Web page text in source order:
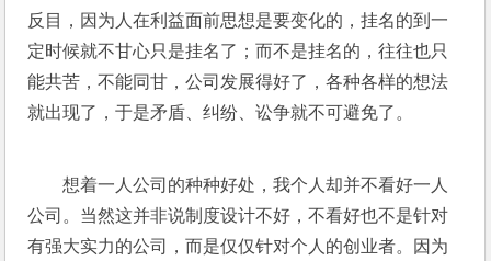
反目，因为人在利益面前思想是要变化的，挂名的到一
定时候就不甘心只是挂名了；而不是挂名的，往往也只
能共苦，不能同甘，公司发展得好了，各种各样的想法
就出现了，于是矛盾、纠纷、讼争就不可避免了。
想着一人公司的种种好处，我个人却并不看好一人
公司。当然这并非说制度设计不好，不看好也不是针对
有强大实力的公司，而是仅仅针对个人的创业者。因为